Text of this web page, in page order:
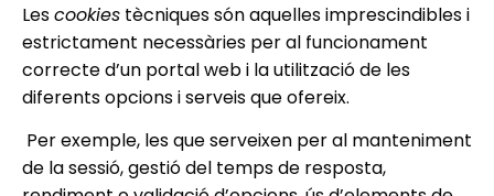
Lescookies tècniques són aquelles imprescindibles i
estrictament necessàries per al funcionament
correcte d’un portal web i la utilització de les
diferents opcions i serveis que ofereix.
Per exemple, les que serveixen per al manteniment
de la sessió, gestió del temps de resposta,